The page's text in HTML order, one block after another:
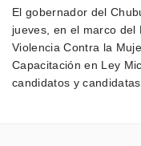
El gobernador del
jueves, en el marco
Violencia Contra la
Capacitación en Ley
candidatos y